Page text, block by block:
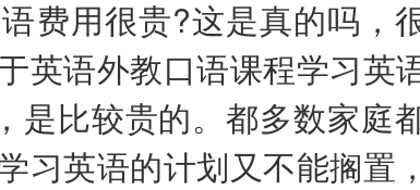
用很贵?这是真的吗，
英语外教口语课程学习英
是比较贵的。都多数家庭
习英语的计划又不能搁置